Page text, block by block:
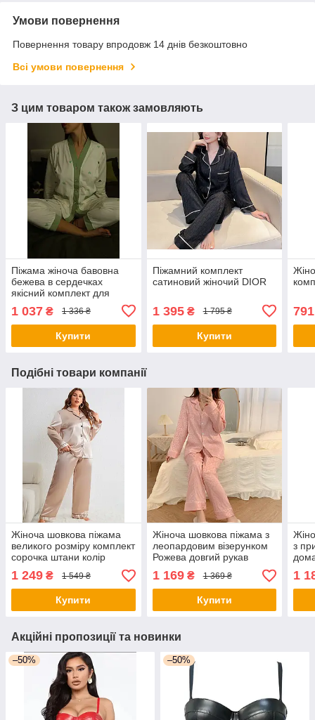
Умови повернення
Повернення товару впродовж 14 днів безкоштовно
Всі умови повернення
З цим товаром також замовляють
Піжама жіноча бавовна
бежева в сердечках
якісний комплект для
1 037 ₴ 1 336 ₴
Купити
Піжамний комплект
сатиновий жіночий DIOR
1 395₴ 1 795 ₴
Купити
791
Подібні товари компанії
Жіноча шовкова піжама
великого розміру комплект
сорочка штани колір
шампань комфорт для сну
та дому
1 249 ₴ 1 549 ₴
Купити
Жіноча шовкова піжама з
леопардовим візерунком
Рожева довгий рукав
комплект для дому та сну
1 169₴ 1 369 ₴
Купити
з
1
Акційні пропозиції та новинки
–50% –50%